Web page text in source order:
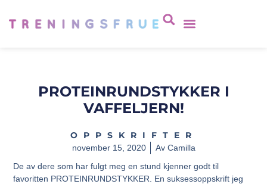
PROTEINRUNDSTYKKER I
VAFFELJERN!
OPPSKRIFTER
november 15, 2020 AvCamilla
De av dere som har fulgt meg en stund kjenner godt til
favoritten PROTEINRUNDSTYKKER. En suksessoppskrift jeg